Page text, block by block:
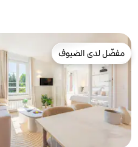
مفضّل لدى الضيوف
مفضّل لدى الضيوف